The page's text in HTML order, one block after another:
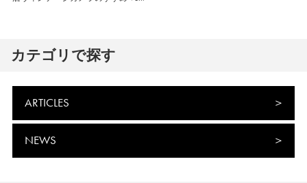
カテゴリで探す
ARTICLES
NEWS